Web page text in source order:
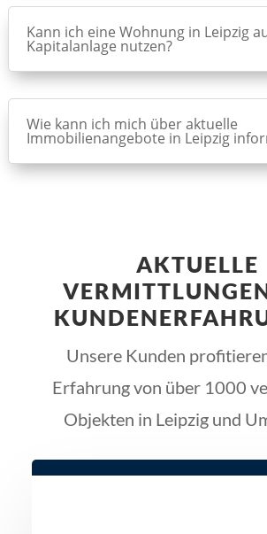
Kann ich eine Wohnung in Leipzig
Kapitalanlage nutzen?
Wie kann ich mich über aktuelle
Immobilienangebote in Leipzig
AKTUELLE
Unsere Kunden
Erfahrung von über 1000
Objekten in Leipzig und